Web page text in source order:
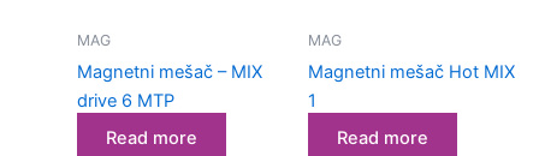
MAG
Magnetni mešač – MIX
drive 6 MTP
Read more
MAG
Magnetni mešač Hot MIX
1
Read more